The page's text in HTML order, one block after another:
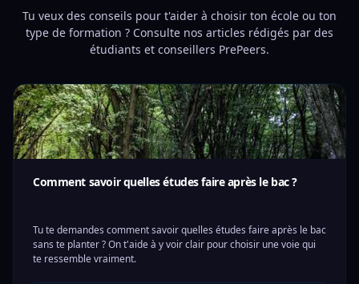
Tu veux des conseils pour t'aider à choisir ton école ou ton
type de formation ? Consulte nos articles rédigés par des
étudiants et conseillers PrePeers.
Comment savoir quelles études faire après le bac ?
Tu te demandes comment savoir quelles études faire après le bac
sans te planter ? On t'aide à y voir clair pour choisir une voie qui
te ressemble vraiment.